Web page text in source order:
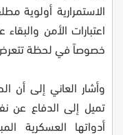
الاستمرارية أولوية
اعتبارات الأمن
خصوصاً في لحظة تتعرض
وأشار العاني إلى أن
تميل إلى الدفاع عن
أدواتها العسكرية